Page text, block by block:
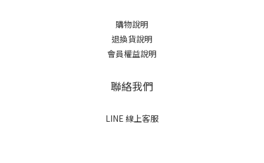
購物說明
退換貨說明
會員權益說明
聯絡我們
LINE 線上客服